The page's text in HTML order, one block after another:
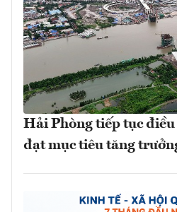
Hải Phòng tiếp tục
đạt mục tiêu tăng